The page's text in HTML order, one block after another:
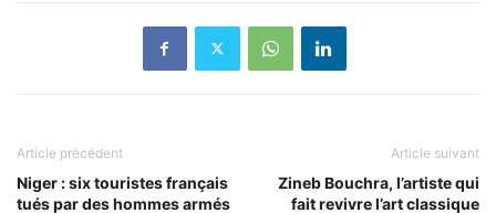
Article précédent
Niger : six touristes français
tués par des hommes armés
Article suivant
Zineb Bouchra, l’artiste qui
fait revivre l’art classique